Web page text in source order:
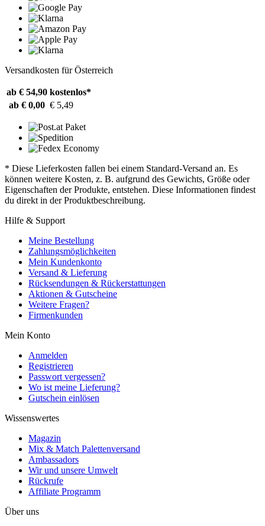
Versandkosten für Österreich
ab € 54,90 kostenlos*
ab € 0,00 € 5,49
* Diese Lieferkosten fallen bei einem Standard-Versand an. Es
können weitere Kosten, z. B. aufgrund des Gewichts, Größe oder
Eigenschaften der Produkte, entstehen. Diese Informationen findest
du direkt in der Produktbeschreibung.
Hilfe & Support
Meine Bestellung
Zahlungsmöglichkeiten
Mein Kundenkonto
Versand & Lieferung
Rücksendungen & Rückerstattungen
Aktionen & Gutscheine
Weitere Fragen?
Firmenkunden
Mein Konto
Anmelden
Registrieren
Passwort vergessen?
Wo ist meine Lieferung?
Gutschein einlösen
Wissenswertes
Magazin
Mix & Match Palettenversand
Ambassadors
Wir und unsere Umwelt
Rückrufe
Affiliate Programm
Über uns